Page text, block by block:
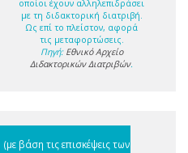
οποίοι έχουν αλληλεπιδράσει
με τη διδακτορική διατριβή.
Ως επί το πλείστον, αφορά
τις μεταφορτώσεις.
Πηγή: Εθνικό Αρχείο
Διδακτορικών Διατριβών.
(με βάση τις επισκέψεις των